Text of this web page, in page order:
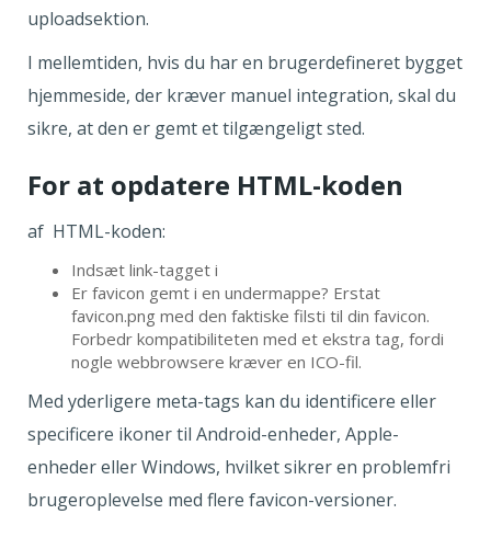
uploadsektion.
I mellemtiden, hvis du har en brugerdefineret bygget
hjemmeside, der kræver manuel integration, skal du
sikre, at den er gemt et tilgængeligt sted.
For at opdatere HTML-koden
af HTML-koden:
Indsæt link-tagget i
Er favicon gemt i en undermappe? Erstat
favicon.png med den faktiske filsti til din favicon.
Forbedr kompatibiliteten med et ekstra tag, fordi
nogle webbrowsere kræver en ICO-fil.
Med yderligere meta-tags kan du identificere eller
specificere ikoner til Android-enheder, Apple-
enheder eller Windows, hvilket sikrer en problemfri
brugeroplevelse med flere favicon-versioner.